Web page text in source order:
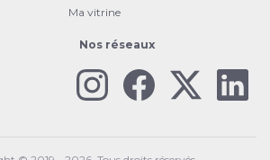
Ma vitrine
Nos réseaux